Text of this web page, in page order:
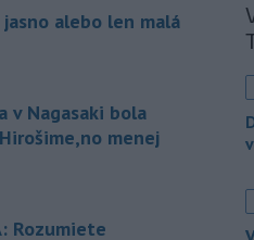
alebo len malá
v Nagasaki bola
menej
Rozumiete